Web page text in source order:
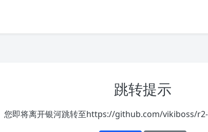
跳转提示
您即将离开银河跳转至https://github.com/vikiboss/